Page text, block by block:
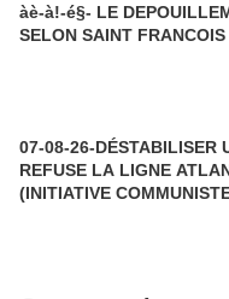
àè-à!-é§- LE
SELON SAINT
07-08-26-DÉSTABILISER
REFUSE LA LIGNE
(INITIATIVE